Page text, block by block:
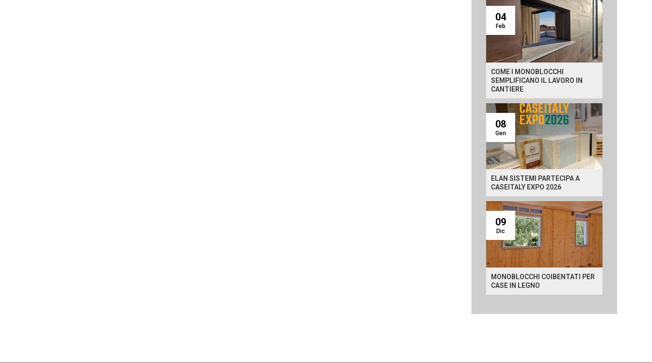
04
Feb
COME I MONOBLOCCHI
SEMPLIFICANO IL LAVORO IN
CANTIERE
08
Gen
ELAN SISTEMI PARTECIPA A
CASEITALY EXPO 2026
09
Dic
MONOBLOCCHI COIBENTATI PER
CASE IN LEGNO